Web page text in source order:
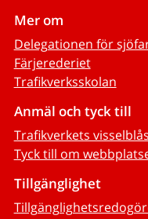
Mer om
Delegationen för
Färjerederiet
Trafikverksskolan
Anmäl och tyck till
Trafikverkets
Tyck till om
Tillgänglighet